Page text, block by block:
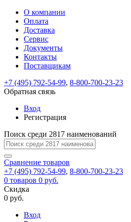
ВходРегистрация
test@example.com
отправлена
по
ней
завершения
регистрации.
Ок
Запомнить
меня
Забыли
Восстановление
пароля
Заполните
форму.
Мы
отправим
ссылку
указанный
электронный
перейдя
по
которой
вы
задать
На
вашу
почту
test@test.ru
ссылка.
Перейдите
по
для
смены
пароля.
Введите
новый
пароль
Сменить
Пароль
успешно
восстановлен
Обратная
связь
Сообщение
пользовательского
сообщение
успешно
отправлено.
О компании
Оплата
Доставка
Сервис
Документы
Контакты
Поставщикам
+7 (495) 792-54-99, 8-800-700-23-23
Обратная связь
Вход
Регистрация
Поиск среди 2817 наименований
Сравнение товаров
+7 (495) 792-54-99, 8-800-700-23-23
0 товаров 0 руб.
Скидка
0 руб.
Вход